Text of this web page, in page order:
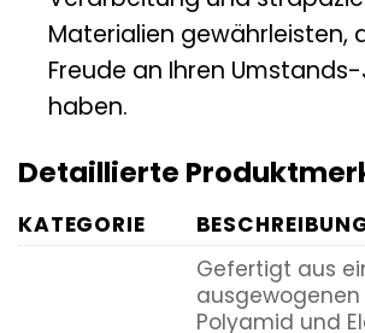
Materialien gewährleisten,
Freude an Ihren
haben.
Detaillierte
KATEGORIE
Gefertigt aus
Polyamid und